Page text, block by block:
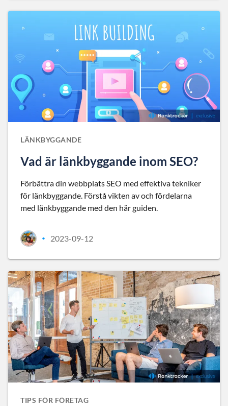
LÄNKBYGGANDE
Vad är länkbyggande inom SEO?
Förbättra din webbplats SEO med effektiva tekniker
för länkbyggande. Förstå vikten av och fördelarna
med länkbyggande med den här guiden.
• 2023-09-12
TIPS FÖR FÖRETAG